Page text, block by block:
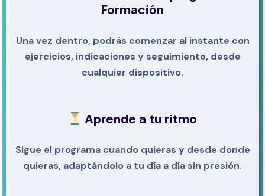
Formación
Una vez dentro, podrás comenzar al instante con
ejercicios, indicaciones y seguimiento, desde
cualquier dispositivo.
Aprende a tu ritmo
Sigue el programa cuando quieras y desde donde
quieras, adaptándolo a tu día a día sin presión.